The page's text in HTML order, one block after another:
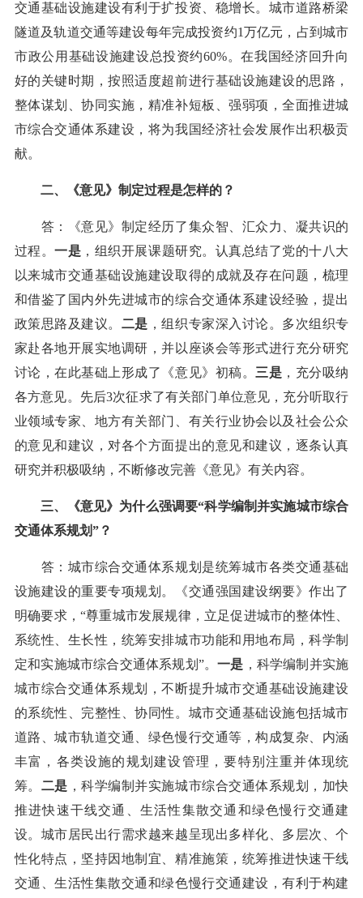
交通基础设施建设有利于扩投资、稳增长。城市道路桥梁
隧道及轨道交通等建设每年完成投资约1万亿元，占到城市
市政公用基础设施建设总投资约60%。在我国经济回升向
好的关键时期，按照适度超前进行基础设施建设的思路，
整体谋划、协同实施，精准补短板、强弱项，全面推进城
市综合交通体系建设，将为我国经济社会发展作出积极贡
献。
二、《意见》制定过程是怎样的？
答：《意见》制定经历了集众智、汇众力、凝共识的
过程。一是 ，组织开展课题研究。认真总结了党的十八大
以来城市交通基础设施建设取得的成就及存在问题，梳理
和借鉴了国内外先进城市的综合交通体系建设经验，提出
政策思路及建议。 二是 ，组织专家深入讨论。多次组织专
家赴各地开展实地调研，并以座谈会等形式进行充分研究
讨论，在此基础上形成了《意见》初稿。 三是 ，充分吸纳
各方意见。先后3次征求了有关部门单位意见，充分听取行
业领域专家、地方有关部门、有关行业协会以及社会公众
的意见和建议，对各个方面提出的意见和建议，逐条认真
研究并积极吸纳，不断修改完善《意见》有关内容。
三、《意见》为什么强调要“科学编制并实施城市综合
交通体系规划”？
答：城市综合交通体系规划是统筹城市各类交通基础
设施建设的重要专项规划。《交通强国建设纲要》作出了
明确要求，“尊重城市发展规律，立足促进城市的整体性、
系统性、生长性，统筹安排城市功能和用地布局，科学制
定和实施城市综合交通体系规划”。一是 ，科学编制并实施
城市综合交通体系规划，不断提升城市交通基础设施建设
的系统性、完整性、协同性。城市交通基础设施包括城市
道路、城市轨道交通、绿色慢行交通等，构成复杂、内涵
丰富，各类设施的规划建设管理，要特别注重并体现统
筹。 二是 ，科学编制并实施城市综合交通体系规划，加快
推进快速干线交通、生活性集散交通和绿色慢行交通建
设。城市居民出行需求越来越呈现出多样化、多层次、个
性化特点，坚持因地制宜、精准施策，统筹推进快速干线
交通、生活性集散交通和绿色慢行交通建设，有利于构建